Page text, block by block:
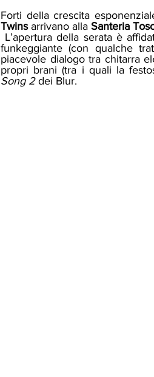
Forti della crescita
Twins arrivano alla Santeria
L’apertura della serata è
funkeggiante (con qualche
piacevole dialogo tra chitarra
propri brani (tra i quali la
Song 2 dei Blur.